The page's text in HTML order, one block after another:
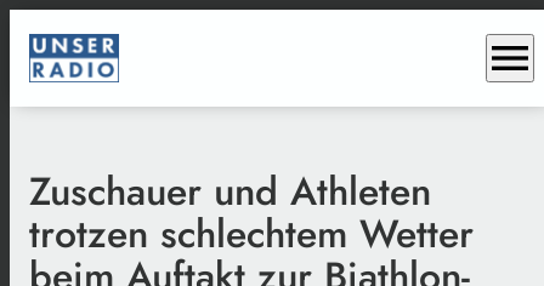
menu
Zuschauer und Athleten
trotzen schlechtem Wetter